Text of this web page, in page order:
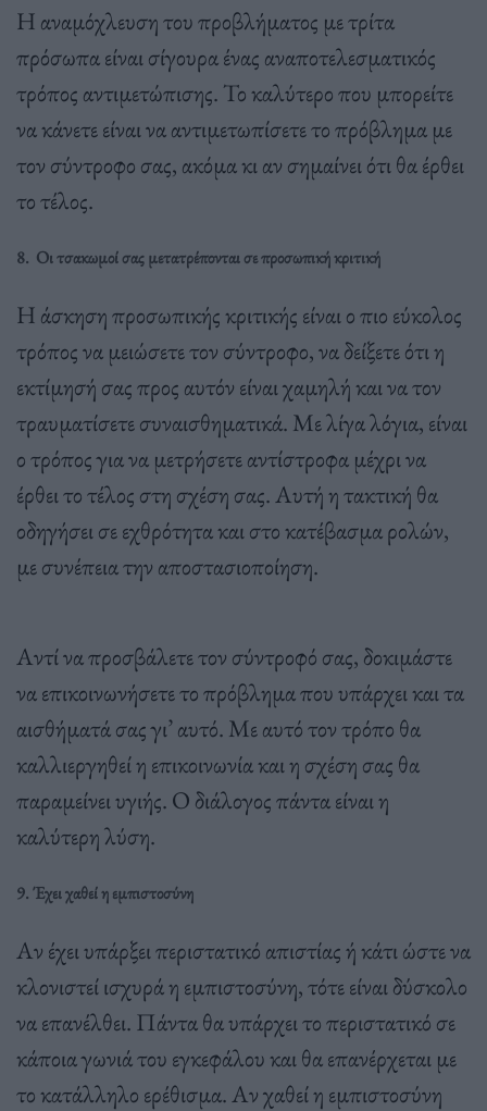
Η αναμόχλευση του προβλήματος με τρίτα
πρόσωπα είναι σίγουρα ένας αναποτελεσματικός
τρόπος αντιμετώπισης. Το καλύτερο που μπορείτε
να κάνετε είναι να αντιμετωπίσετε το πρόβλημα με
τον σύντροφο σας, ακόμα κι αν σημαίνει ότι θα έρθει
το τέλος.
8. Οι τσακωμοί σας μετατρέπονται σε προσωπική κριτική
Η άσκηση προσωπικής κριτικής είναι ο πιο εύκολος
τρόπος να μειώσετε τον σύντροφο, να δείξετε ότι η
εκτίμησή σας προς αυτόν είναι χαμηλή και να τον
τραυματίσετε συναισθηματικά. Με λίγα λόγια, είναι
ο τρόπος για να μετρήσετε αντίστροφα μέχρι να
έρθει το τέλος στη σχέση σας. Αυτή η τακτική θα
οδηγήσει σε εχθρότητα και στο κατέβασμα ρολών,
με συνέπεια την αποστασιοποίηση.
Αντί να προσβάλετε τον σύντροφό σας, δοκιμάστε
να επικοινωνήσετε το πρόβλημα που υπάρχει και τα
αισθήματά σας γι’ αυτό. Με αυτό τον τρόπο θα
καλλιεργηθεί η επικοινωνία και η σχέση σας θα
παραμείνει υγιής. Ο διάλογος πάντα είναι η
καλύτερη λύση.
9. Έχει χαθεί η εμπιστοσύνη
Αν έχει υπάρξει περιστατικό απιστίας ή κάτι ώστε να
κλονιστεί ισχυρά η εμπιστοσύνη, τότε είναι δύσκολο
να επανέλθει. Πάντα θα υπάρχει το περιστατικό σε
κάποια γωνιά του εγκεφάλου και θα επανέρχεται με
το κατάλληλο ερέθισμα. Αν χαθεί η εμπιστοσύνη